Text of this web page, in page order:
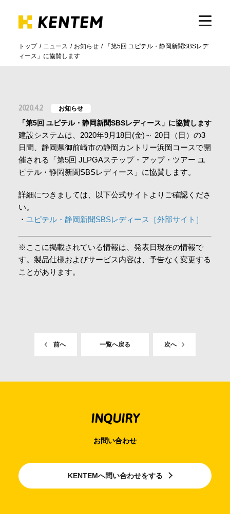
製品・サービス
導入事例
サポート
会社情報
採用情報
資料請求
トップ ニュース お知らせ
「第5回 ユピテル・静岡新聞SBSレデ
ィース」に協賛します
2020.4.2 お知らせ
「第5回 ユピテル・静岡新聞SBSレディース」に協賛します
建設システムは、2020年9月18日(金)～ 20日（日）の3
日間、静岡県御前崎市の静岡カントリー浜岡コースで開
催される「第5回 JLPGAステップ・アップ・ツアー ユ
ピテル・静岡新聞SBSレディース」に協賛します。
詳細につきましては、以下公式サイトよりご確認くださ
い。
・ ユピテル・静岡新聞SBSレディース［外部サイト］
※ここに掲載されている情報は、発表日現在の情報で
す。製品仕様およびサービス内容は、予告なく変更する
ことがあります。
前へ 一覧へ戻る 次へ
INQUIRY
お問い合わせ
KENTEMへ問い合わせをする